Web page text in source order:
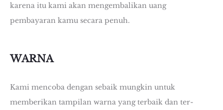
karena itu kami akan mengembalikan uang
pembayaran kamu secara penuh.
WARNA
Kami mencoba dengan sebaik mungkin untuk
memberikan tampilan warna yang terbaik dan ter-